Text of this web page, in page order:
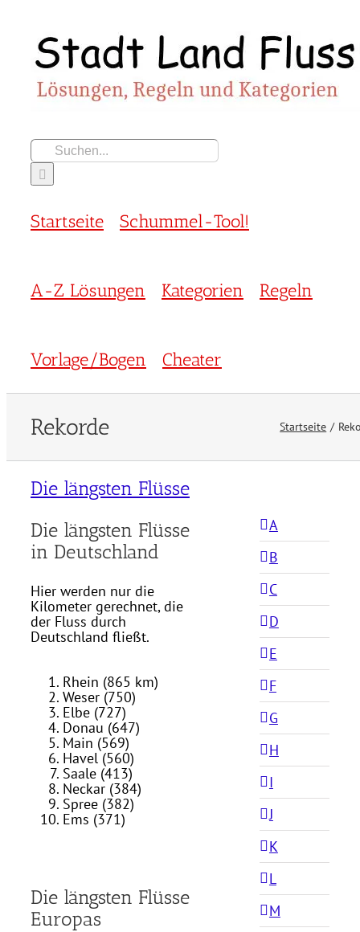
springen
Suche
nach:
Startseite Schummel-Tool!
A-Z Lösungen Kategorien Regeln
Vorlage/Bogen Cheater
Rekorde Startseite
Die längsten Flüsse
Die längsten Flüsse
in Deutschland
Hier werden nur die
Kilometer gerechnet, die
der Fluss durch
Deutschland fließt.
Rhein (865 km)
Weser (750)
Elbe (727)
Donau (647)
Main (569)
Havel (560)
Saale (413)
Neckar (384)
Spree (382)
Ems (371)
Die längsten Flüsse
Europas
A
B
C
D
E
F
G
H
I
J
K
L
M